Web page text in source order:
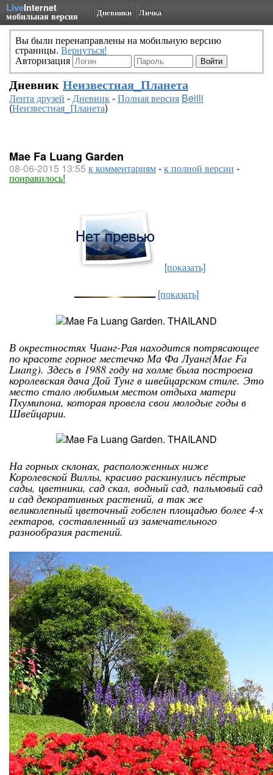
LiveInternet
мобильная версия Дневники Личка
Вы были перенаправлены на мобильную версию
страницы. Вернуться!
Авторизация
Дневник Неизвестная_Планета
Лента друзей -Дневник-Полная версия Beilli
(Неизвестная_Планета)
Mae Fa Luang Garden
08-06-2015 13:55 к комментариям-к полной версии -
понравилось!
[показать]
[показать]
В окрестностях Чианг-Рая находится потрясающее
по красоте горное местечко Ма Фа Луанг(Mae Fa
Luang). Здесь в 1988 году на холме была построена
королевская дача Дой Тунг в швейцарском стиле. Это
место стало любимым местом отдыха матери
Пхумипона, которая провела свои молодые годы в
Швейцарии.
На горных склонах, расположенных ниже
Королевской Виллы, красиво раскинулись пёстрые
сады, цветники, сад скал, водный сад, пальмовый сад
и сад декоративных растений, а так же
великолепный цветочный гобелен площадью более 4-х
гектаров, составленный из замечательного
разнообразия растений.